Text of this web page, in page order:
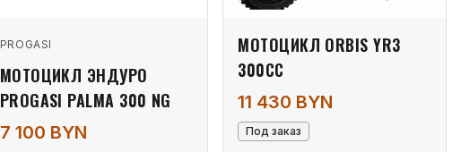
PROGASI
МОТОЦИКЛ ЭНДУРО
PROGASI PALMA 300 NG
7 100 BYN
МОТОЦИКЛ ORBIS YR3
300СС
11 430 BYN
Под заказ